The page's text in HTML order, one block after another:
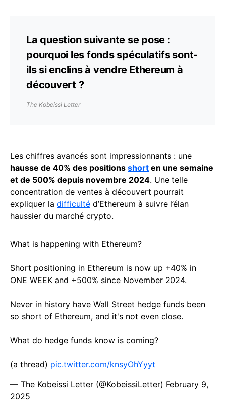
La question suivante se pose :
pourquoi les fonds spéculatifs sont-
ils si enclins à vendre Ethereum à
découvert ?
The Kobeissi Letter
Les chiffres avancés sont impressionnants : une
hausse de 40% des positions short en une semaine
et de 500% depuis novembre 2024. Une telle
concentration de ventes à découvert pourrait
expliquer la difficulté d’Ethereum à suivre l’élan
haussier du marché crypto.
What is happening with Ethereum?
Short positioning in Ethereum is now up +40% in
ONE WEEK and +500% since November 2024.
Never in history have Wall Street hedge funds been
so short of Ethereum, and it's not even close.
What do hedge funds know is coming?
(a thread) pic.twitter.com/knsyOhYyyt
— The Kobeissi Letter (@KobeissiLetter) February 9,
2025